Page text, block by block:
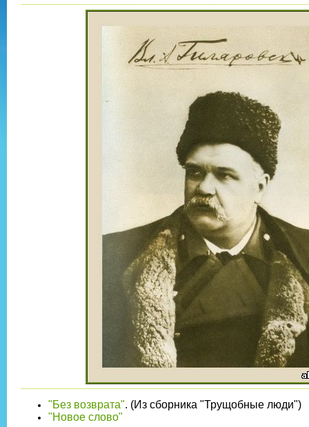
"Без возврата". (Из сборника "Трущобные люди")
"Новое слово"